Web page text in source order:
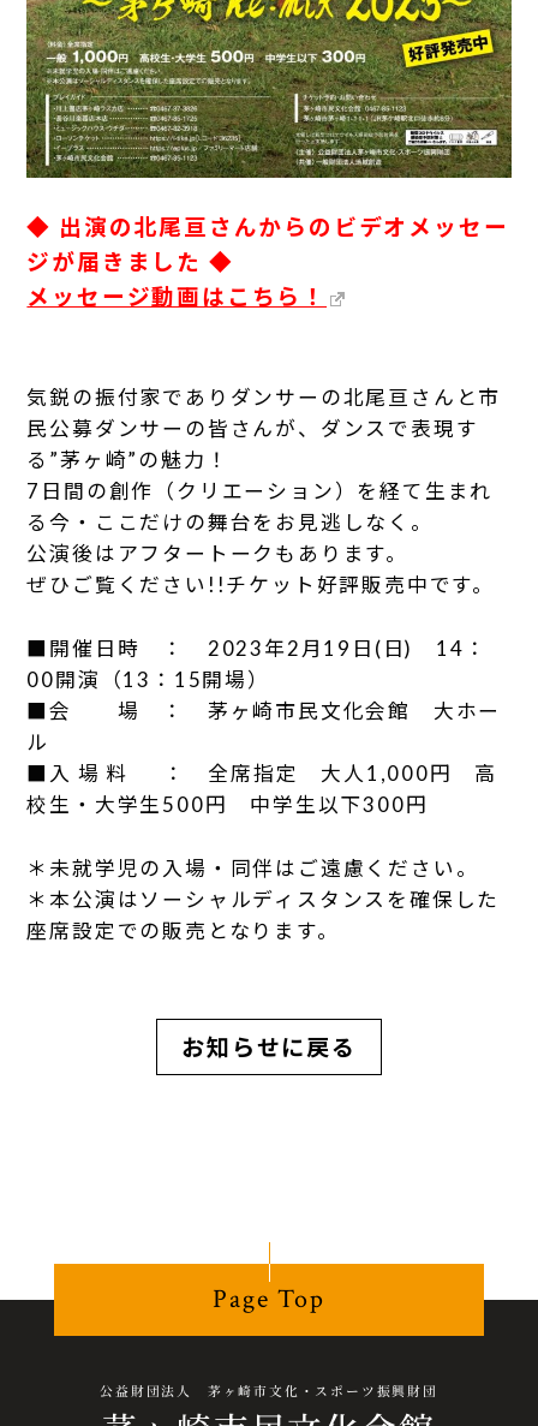
◆ 出演の北尾亘さんからのビデオメッセー
ジが届きました ◆
メッセージ動画はこちら！
気鋭の振付家でありダンサーの北尾亘さんと市
民公募ダンサーの皆さんが、ダンスで表現す
る”茅ヶ崎”の魅力！
7日間の創作（クリエーション）を経て生まれ
る今・ここだけの舞台をお見逃しなく。
公演後はアフタートークもあります。
ぜひご覧ください!!チケット好評販売中です。
■開催日時 ： 2023年2月19日(日) 14：
00開演（13：15開場）
■会 場 ： 茅ヶ崎市民文化会館 大ホー
ル
■入 場 料 ： 全席指定 大人1,000円 高
校生・大学生500円 中学生以下300円
＊未就学児の入場・同伴はご遠慮ください。
＊本公演はソーシャルディスタンスを確保した
座席設定での販売となります。
お知らせに戻る
Page Top
公益財団法人 茅ヶ崎市文化・スポーツ振興財団